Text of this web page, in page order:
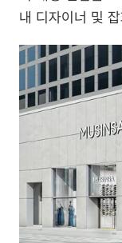
내 디자이너 및